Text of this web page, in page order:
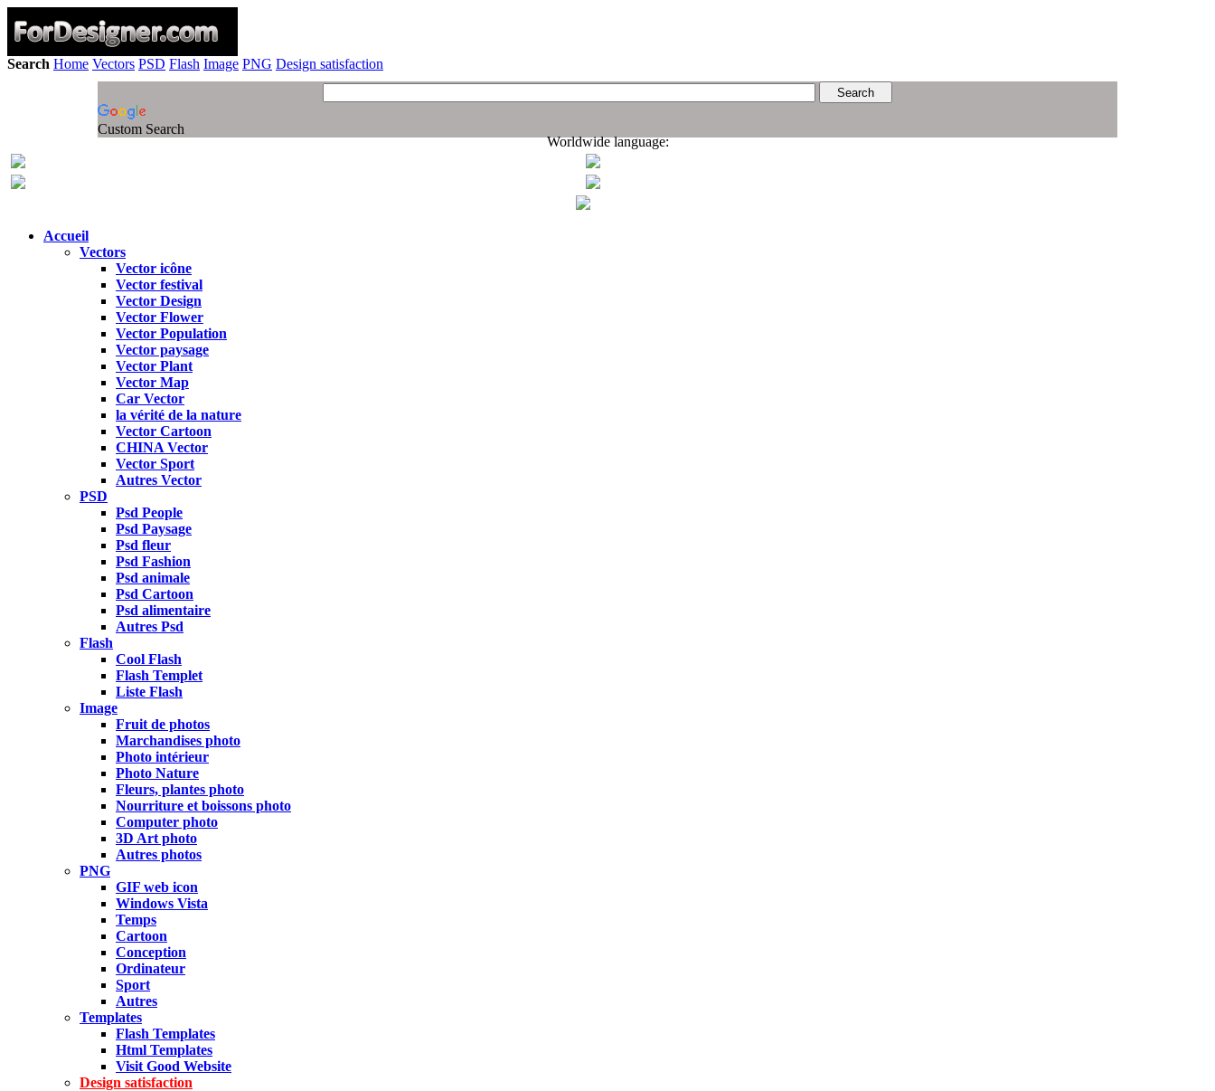
Search Home Vectors PSD Flash Image PNG Design satisfaction
Custom Search
Worldwide language:
Accueil
Vectors
Vector icône
Vector festival
Vector Design
Vector Flower
Vector Population
Vector paysage
Vector Plant
Vector Map
Car Vector
la vérité de la nature
Vector Cartoon
CHINA Vector
Vector Sport
Autres Vector
PSD
Psd People
Psd Paysage
Psd fleur
Psd Fashion
Psd animale
Psd Cartoon
Psd alimentaire
Autres Psd
Flash
Cool Flash
Flash Templet
Liste Flash
Image
Fruit de photos
Marchandises photo
Photo intérieur
Photo Nature
Fleurs, plantes photo
Nourriture et boissons photo
Computer photo
3D Art photo
Autres photos
PNG
GIF web icon
Windows Vista
Temps
Cartoon
Conception
Ordinateur
Sport
Autres
Templates
Flash Templates
Html Templates
Visit Good Website
Design satisfaction